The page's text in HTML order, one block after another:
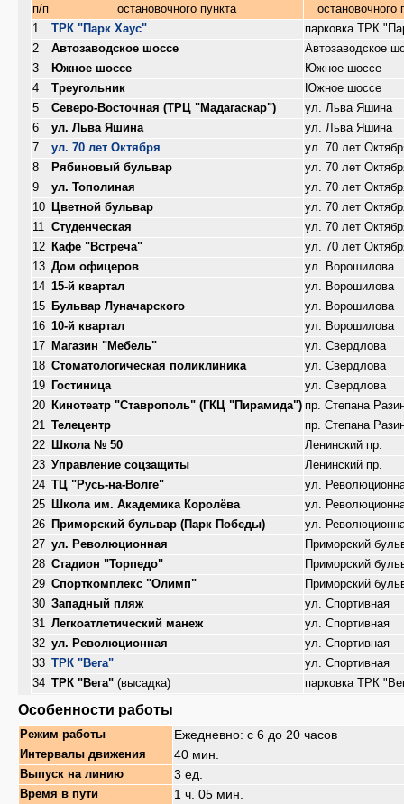
п/п
остановочного пункта
остановочного
1
ТРК "Парк Хаус"
парковка ТРК
2
Автозаводское шоссе
Автозаводское
3
Южное шоссе
Южное шоссе
4
Треугольник
Южное шоссе
5
Северо-Восточная (ТРЦ "Мадагаскар")
ул. Льва Яшина
6
ул. Льва Яшина
ул. Льва Яшина
7
ул. 70 лет Октября
ул. 70 лет
8
Рябиновый бульвар
ул. 70 лет
9
ул. Тополиная
ул. 70 лет
10
Цветной бульвар
ул. 70 лет
11
Студенческая
ул. 70 лет
12
Кафе "Встреча"
ул. 70 лет
13 Дом офицеров
ул. Ворошилова
14 15-й квартал
ул. Ворошилова
15
Бульвар Луначарского
ул. Ворошилова
16 10-й квартал
ул. Ворошилова
17
Магазин "Мебель"
ул. Свердлова
18 Стоматологическая поликлиника
ул. Свердлова
19
Гостиница
ул. Свердлова
20
Кинотеатр "Ставрополь" (ГКЦ "Пирамида") пр. Степана
21
Телецентр
пр. Степана
22
Школа № 50
Ленинский пр.
23 Управление соцзащиты
Ленинский пр.
24 ТЦ "Русь-на-Волге"
ул.
25
Школа им. Академика Королёва
ул.
26
Приморский бульвар (Парк Победы)
ул.
27 ул. Революционная
Приморский
28 Стадион "Торпедо"
Приморский
29 Спорткомплекс "Олимп"
Приморский
30 Западный пляж
ул. Спортивная
31
Легкоатлетический манеж
ул. Спортивная
32 ул. Революционная
ул. Спортивная
33 ТРК "Вега"
ул. Спортивная
34 ТРК "Вега" (высадка) парковка ТРК
Особенности работы
Режим работы Ежедневно: с 6 до 20 часов
Интервалы движения 40 мин.
Выпуск на линию 3 ед.
Время в пути 1 ч. 05 мин.